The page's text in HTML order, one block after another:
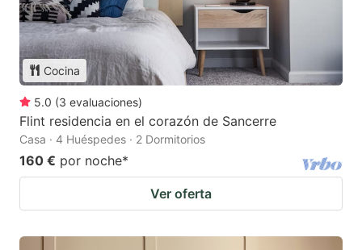
Cocina
5.0 (3 evaluaciones)
Flint residencia en el corazón de Sancerre
Casa · 4 Huéspedes · 2 Dormitorios
160 € por noche*
Ver oferta